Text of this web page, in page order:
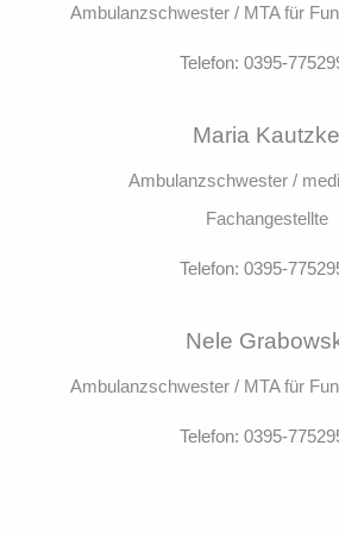
Ambulanzschwester / MTA für
Telefon: 0395-
Maria Kautzke
Ambulanzschwester /
Fachangestellte
Telefon: 0395-
Nele
Ambulanzschwester / MTA für
Telefon: 0395-